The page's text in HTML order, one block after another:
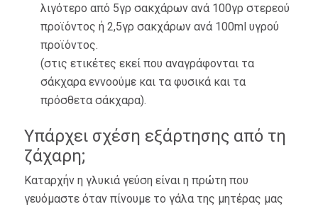
λιγότερο από 5γρ σακχάρων ανά 100γρ στερεού
προϊόντος ή 2,5γρ σακχάρων ανά 100ml υγρού
προϊόντος.
(στις ετικέτες εκεί που αναγράφονται τα
σάκχαρα εννοούμε και τα φυσικά και τα
πρόσθετα σάκχαρα).
Υπάρχει σχέση εξάρτησης από τη
ζάχαρη;
Καταρχήν η γλυκιά γεύση είναι η πρώτη που
γευόμαστε όταν πίνουμε το γάλα της μητέρας μας